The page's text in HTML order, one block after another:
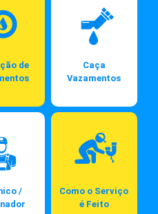
de
Caça
Vazamentos
/
Como o Serviço
é Feito